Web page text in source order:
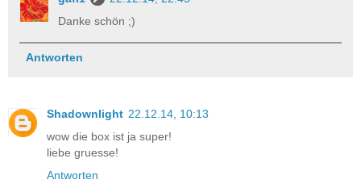
Danke schön ;)
Antworten
Shadownlight 22.12.14, 10:13
wow die box ist ja super!
liebe gruesse!
Antworten